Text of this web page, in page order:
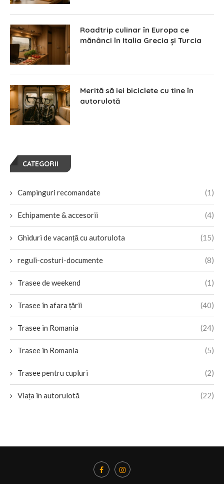
Roadtrip culinar în Europa ce
mănânci în Italia Grecia și Turcia
Merită să iei biciclete cu tine în
autorulotă
CATEGORII
Campinguri recomandate (1)
Echipamente & accesorii (4)
Ghiduri de vacanță cu autorulota (15)
reguli-costuri-documente (8)
Trasee de weekend (1)
Trasee în afara țării (40)
Trasee in Romania (24)
Trasee în Romania (5)
Trasee pentru cupluri (2)
Viața în autorulotă (22)